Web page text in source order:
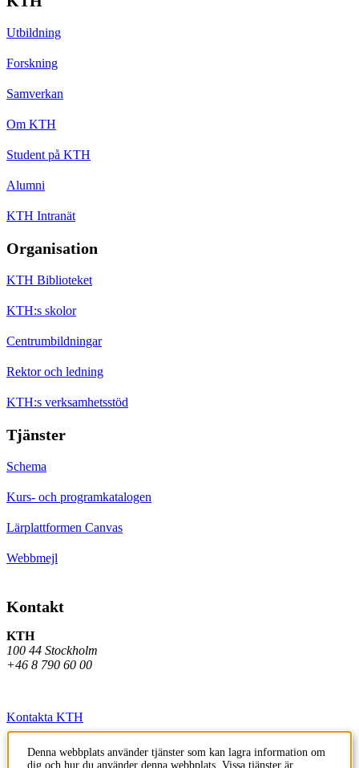
Utbildning
Forskning
Samverkan
Om KTH
Student på KTH
Alumni
KTH Intranät
Organisation
KTH Biblioteket
KTH:s skolor
Centrumbildningar
Rektor och ledning
KTH:s verksamhetsstöd
Tjänster
Schema
Kurs- och programkatalogen
Lärplattformen Canvas
Webbmejl
Kontakt
KTH
100 44 Stockholm
+46 8 790 60 00
Kontakta KTH
Jobba på KTH
Denna webbplats använder tjänster som kan lagra information om
dig och hur du använder denna webbplats. Vissa tjänster är